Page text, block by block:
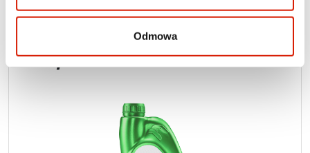
Odmowa
ORLEN OIL
ORLEN OIL TRAWOL
SG/CD 10W-30